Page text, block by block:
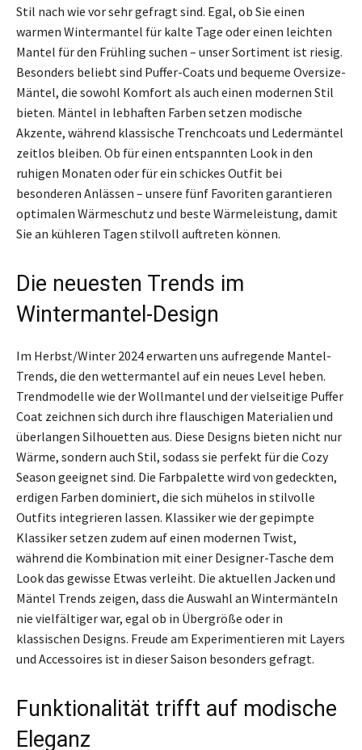
Stil nach wie vor sehr gefragt sind. Egal, ob Sie einen
warmen Wintermantel für kalte Tage oder einen leichten
Mantel für den Frühling suchen – unser Sortiment ist riesig.
Besonders beliebt sind Puffer-Coats und bequeme Oversize-
Mäntel, die sowohl Komfort als auch einen modernen Stil
bieten. Mäntel in lebhaften Farben setzen modische
Akzente, während klassische Trenchcoats und Ledermäntel
zeitlos bleiben. Ob für einen entspannten Look in den
ruhigen Monaten oder für ein schickes Outfit bei
besonderen Anlässen – unsere fünf Favoriten garantieren
optimalen Wärmeschutz und beste Wärmeleistung, damit
Sie an kühleren Tagen stilvoll auftreten können.
Die neuesten Trends im
Wintermantel-Design
Im Herbst/Winter 2024 erwarten uns aufregende Mantel-
Trends, die den wettermantel auf ein neues Level heben.
Trendmodelle wie der Wollmantel und der vielseitige Puffer
Coat zeichnen sich durch ihre flauschigen Materialien und
überlangen Silhouetten aus. Diese Designs bieten nicht nur
Wärme, sondern auch Stil, sodass sie perfekt für die Cozy
Season geeignet sind. Die Farbpalette wird von gedeckten,
erdigen Farben dominiert, die sich mühelos in stilvolle
Outfits integrieren lassen. Klassiker wie der gepimpte
Klassiker setzen zudem auf einen modernen Twist,
während die Kombination mit einer Designer-Tasche dem
Look das gewisse Etwas verleiht. Die aktuellen Jacken und
Mäntel Trends zeigen, dass die Auswahl an Wintermänteln
nie vielfältiger war, egal ob in Übergröße oder in
klassischen Designs. Freude am Experimentieren mit Layers
und Accessoires ist in dieser Saison besonders gefragt.
Funktionalität trifft auf modische
Eleganz